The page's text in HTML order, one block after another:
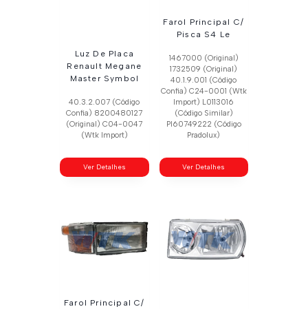
Luz De Placa
Renault Megane
Master Symbol
40.3.2.007 (Código
Confia) 8200480127
(Original) C04-0047
(Wtk Import)
Ver Detalhes
Farol Principal C/
Pisca S4 Le
1467000 (Original)
1732509 (Original)
40.1.9.001 (Código
Confia) C24-0001 (Wtk
Import) L0113016
(Código Similar)
Pl60749222 (Código
Pradolux)
Ver Detalhes
Farol Principal C/